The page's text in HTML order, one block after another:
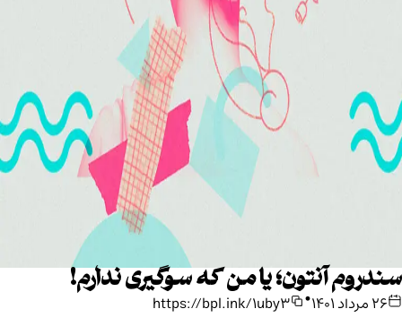
سندروم آنتون؛ یا من که سوگیری ندارم!
۲۶ مرداد ۱۴۰۱ •
https://bpl.ink/1uby3